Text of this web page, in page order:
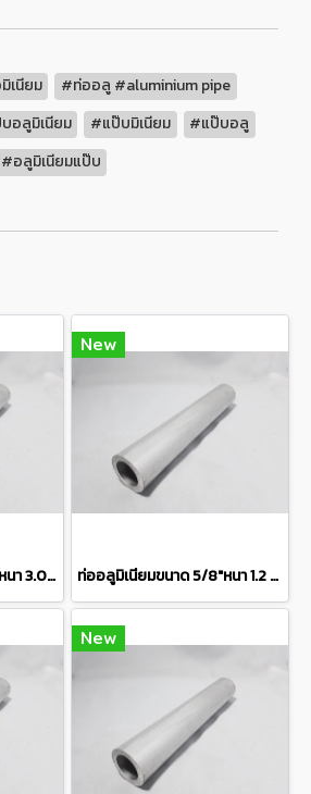
เนียม
#ท่ออลู #aluminium pipe
อลูมิเนียม #แป๊บมิเนียม
#แป๊บอลู
#อลูมิเนียมแป๊บ
ท่ออลูมิเนียมขนาด 5/8"หนา 3.0มิลเกรด 6063 Aluminum pipe แบ่งขายความยาว 10 เซนติเมตร
New
ท่ออลูมิเนียมขนาด 5/8"หนา 1.2 มิลเกรด 6063 Aluminum pipe แบ่งขายความยาว 10 เซนติเมตร
New